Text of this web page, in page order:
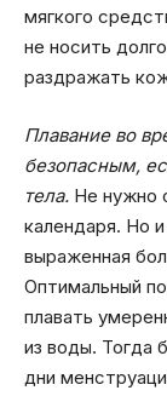
мягкого
не носить
раздражать
Плавание во
безопасным,
тела. Не нужно
календаря. Но
выраженная
Оптимальный
плавать
из воды. Тогда
дни